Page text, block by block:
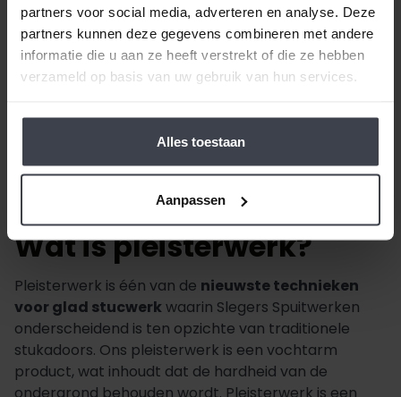
partners voor social media, adverteren en analyse. Deze
partners kunnen deze gegevens combineren met andere
informatie die u aan ze heeft verstrekt of die ze hebben
verzameld op basis van uw gebruik van hun services.
Alles toestaan
Aanpassen
Wat is pleisterwerk?
Pleisterwerk is één van de nieuwste technieken
voor glad stucwerk waarin Slegers Spuitwerken
onderscheidend is ten opzichte van traditionele
stukadoors. Ons pleisterwerk is een vochtarm
product, wat inhoudt dat de hardheid van de
ondergrond behouden wordt. Pleisterwerk is een